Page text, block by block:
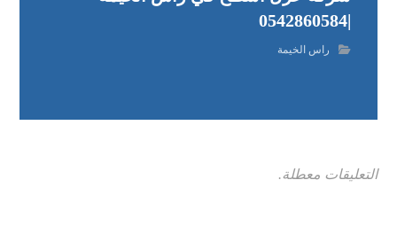
|0542860584
راس الخيمة
التعليقات معطلة.